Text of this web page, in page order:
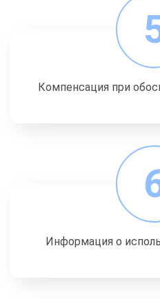
Компенсация при
Информация о